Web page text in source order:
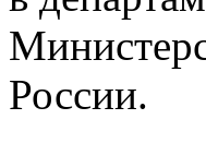
России.